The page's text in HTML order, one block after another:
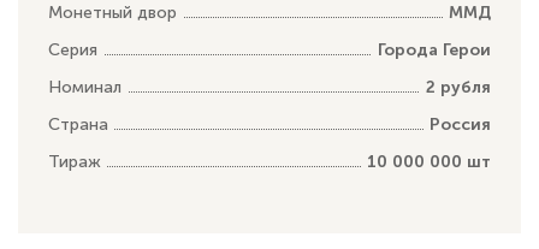
Монетный двор
ММД
Серия
Города Герои
Номинал
2 рубля
Страна
Россия
Тираж
10 000 000 шт